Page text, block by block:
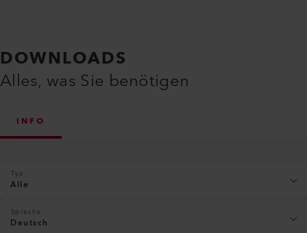
DOWNLOADS
Alles, was Sie benötigen
INFO
Typ
Alle
Sprache
Deutsch